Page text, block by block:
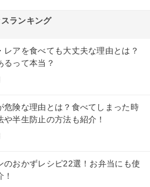
ランキング
レアを食べても大丈夫な理由とは？
るって本当？
危険な理由とは？食べてしまった時
半生防止の方法も紹介！
のおかずレシピ22選！お弁当にも使